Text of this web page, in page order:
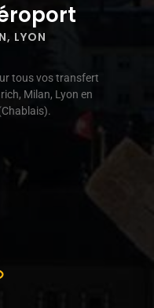
LYON
tous vos transfert
Milan, Lyon en